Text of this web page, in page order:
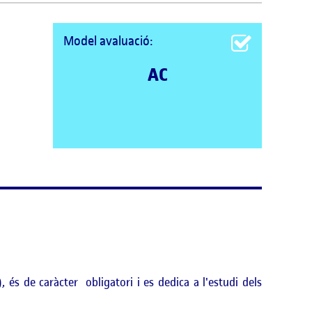
Model avaluació:
AC
és de caràcter obligatori i es dedica a l'estudi dels